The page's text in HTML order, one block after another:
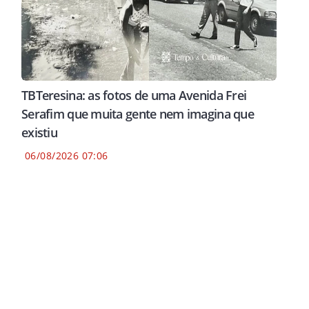
TBTeresina: as fotos de uma Avenida Frei
Serafim que muita gente nem imagina que
existiu
06/08/2026 07:06